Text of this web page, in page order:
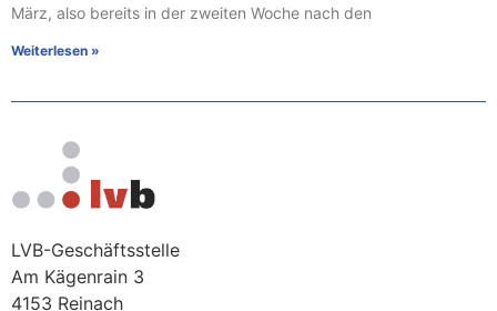
März, also bereits in der zweiten Woche nach den
Weiterlesen »
LVB-Geschäftsstelle
Am Kägenrain 3
4153 Reinach